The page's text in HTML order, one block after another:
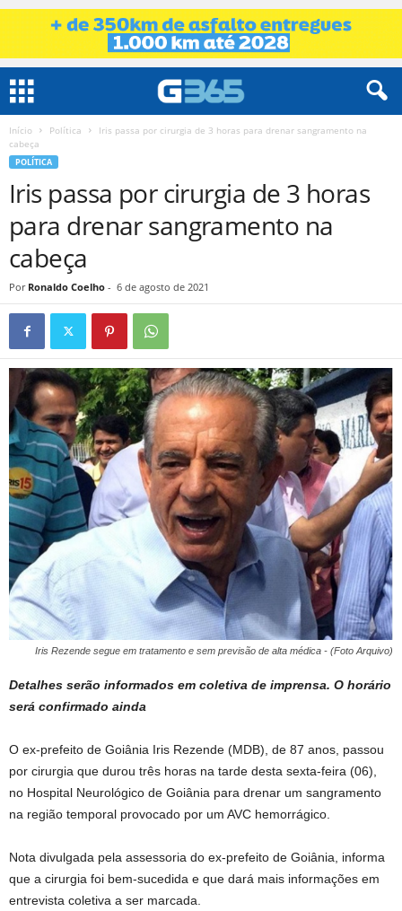
Início Política
Iris passa por cirurgia de 3 horas para drenar sangramento na
cabeça
POLÍTICA
Iris passa por cirurgia de 3 horas
para drenar sangramento na
cabeça
Por Ronaldo Coelho - 6 de agosto de 2021
Iris Rezende segue em tratamento e sem previsão de alta médica - (Foto Arquivo)
Detalhes serão informados em coletiva de imprensa. O horário
será confirmado ainda
O ex-prefeito de Goiânia Iris Rezende (MDB), de 87 anos, passou
por cirurgia que durou três horas na tarde desta sexta-feira (06),
no Hospital Neurológico de Goiânia para drenar um sangramento
na região temporal provocado por um AVC hemorrágico.
Nota divulgada pela assessoria do ex-prefeito de Goiânia, informa
que a cirurgia foi bem-sucedida e que dará mais informações em
entrevista coletiva a ser marcada.